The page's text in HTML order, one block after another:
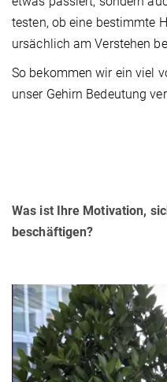
testen, ob eine bestimmte
ursächlich am Verstehen
So bekommen wir ein viel
unser Gehirn Bedeutung
Was ist Ihre Motivation,
beschäftigen?